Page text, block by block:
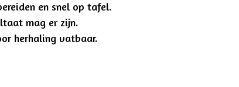
en snel op tafel.
mag er zijn.
herhaling vatbaar.